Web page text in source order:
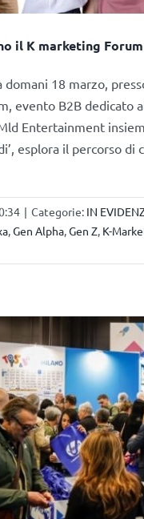
il K marketing Forum
domani 18 marzo,
evento B2B dedicato
Entertainment
esplora il percorso
| Categorie: IN
,Gen Alpha,Gen Z, K-